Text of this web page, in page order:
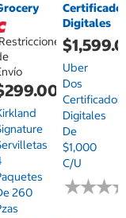
Restricciones
260
Digitales
Uber
Dos
Certificados
Digitales
De
$1,000
C/u
★★★
★★★